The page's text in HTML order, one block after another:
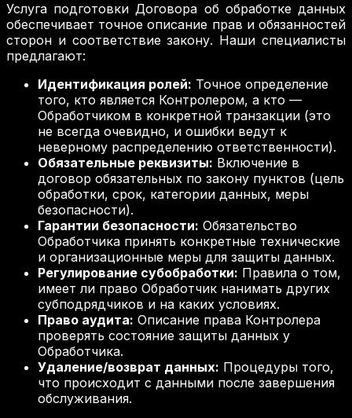
Услуга подготовки Договора об обработке данных
обеспечивает точное описание прав и обязанностей
сторон и соответствие закону. Наши специалисты
предлагают:
Идентификация ролей: Точное определение
того, кто является Контролером, а кто —
Обработчиком в конкретной транзакции (это
не всегда очевидно, и ошибки ведут к
неверному распределению ответственности).
Обязательные реквизиты: Включение в
договор обязательных по закону пунктов (цель
обработки, срок, категории данных, меры
безопасности).
Гарантии безопасности: Обязательство
Обработчика принять конкретные технические
и организационные меры для защиты данных.
Регулирование субобработки: Правила о том,
имеет ли право Обработчик нанимать других
субподрядчиков и на каких условиях.
Право аудита: Описание права Контролера
проверять состояние защиты данных у
Обработчика.
Удаление/возврат данных: Процедуры того,
что происходит с данными после завершения
обслуживания.